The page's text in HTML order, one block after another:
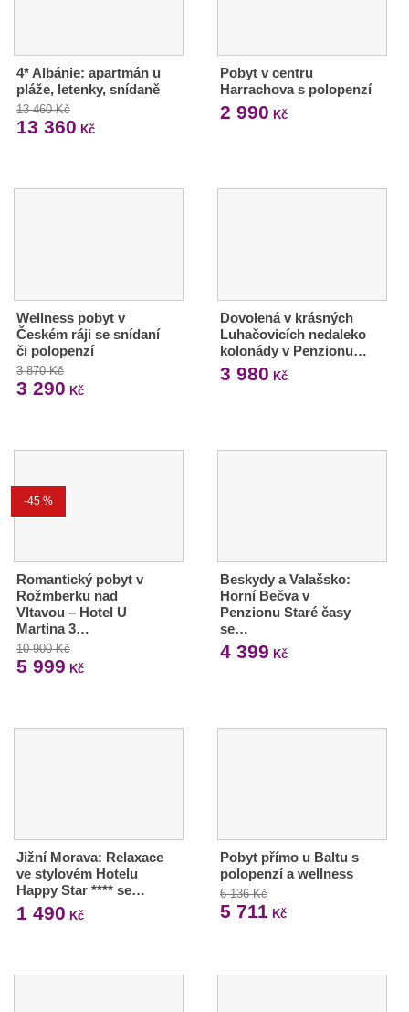
4* Albánie: apartmán u
pláže, letenky, snídaně
13 460 Kč
13 360 Kč
Pobyt v centru
Harrachova s polopenzí
2 990 Kč
Wellness pobyt v
Českém ráji se snídaní
či polopenzí
3 870 Kč
3 290 Kč
Dovolená v krásných
Luhačovicích nedaleko
kolonády v Penzionu…
3 980 Kč
-45 %
Romantický pobyt v
Rožmberku nad
Vltavou – Hotel U
Martina 3…
10 900 Kč
5 999 Kč
Beskydy a Valašsko:
Horní Bečva v
Penzionu Staré časy
se…
4 399 Kč
Jižní Morava: Relaxace
ve stylovém Hotelu
Happy Star **** se…
1 490 Kč
Pobyt přímo u Baltu s
polopenzí a wellness
6 136 Kč
5 711 Kč